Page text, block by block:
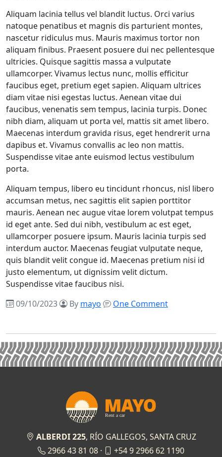
Aliquam lacinia tellus vel blandit luctus. Orci varius
natoque penatibus et magnis dis parturient montes,
nascetur ridiculus mus. Mauris maximus tortor non
aliquam finibus. Praesent posuere dui nec pellentesque
ultricies. Quisque sagittis massa a vulputate
ullamcorper. Vivamus lectus nunc, mollis efficitur
faucibus eget, pretium eget sapien. Aliquam ultrices
diam vitae nisi egestas luctus. Aenean vitae dui
faucibus, venenatis sem tempus, lacinia turpis. Donec
nibh diam, aliquam ut porta vel, mattis sit amet libero.
Maecenas interdum gravida risus, eget hendrerit urna
dapibus et. Vivamus convallis ac leo non mattis.
Suspendisse vitae ante euismod lectus vestibulum
porta.
Aliquam tempus, libero eu tincidunt rhoncus, nisl libero
accumsan metus, nec sagittis elit sapien porttitor
mauris. Aenean nec augue vitae lorem volutpat tempus
id eget ante. Sed dui nibh, vestibulum ac est eget,
ullamcorper posuere ipsum. Mauris lacinia turpis sed
interdum auctor. Maecenas feugiat vulputate neque,
quis blandit velit congue id. Maecenas pretium nisi id
justo elementum, ut dignissim velit dictum.
Suspendisse vitae faucibus nisi.
09/10/2023
By mayo One Comment
ALBERDI 225, RÍO GALLEGOS, SANTA CRUZ
2966 43 81 08 ·
+54 9 2966 62 1190